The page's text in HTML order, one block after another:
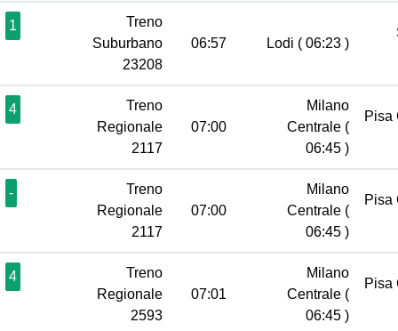
1
Treno
Suburbano
23208
06:57 Lodi ( 06:23 )
4
Treno
Regionale
2117
07:00
Milano
Centrale (
06:45 )
Pisa
-
Treno
Regionale
2117
07:00
Milano
Centrale (
06:45 )
Pisa
4
Treno
Regionale
2593
07:01
Milano
Centrale (
06:45 )
Pisa